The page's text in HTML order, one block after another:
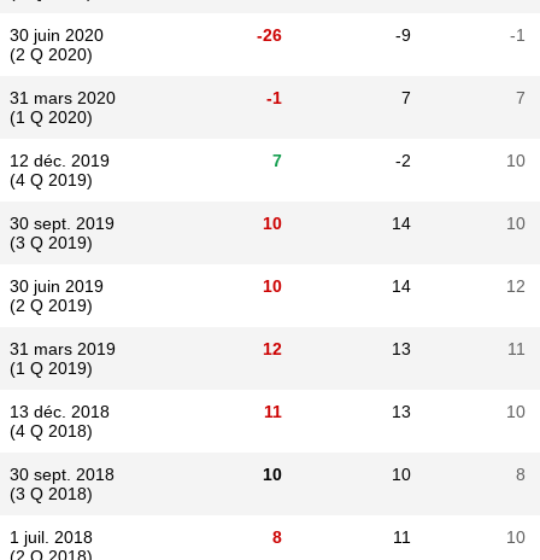
30 juin 2020
(2 Q 2020)
-26 -9 -1
31 mars 2020
(1 Q 2020)
-1 7 7
12 déc. 2019
(4 Q 2019)
7 -2 10
30 sept. 2019
(3 Q 2019)
10 14 10
30 juin 2019
(2 Q 2019)
10 14 12
31 mars 2019
(1 Q 2019)
12 13 11
13 déc. 2018
(4 Q 2018)
11 13 10
30 sept. 2018
(3 Q 2018)
10 10 8
1 juil. 2018
8 11 10